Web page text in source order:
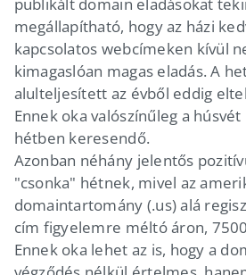
megállapítható, hogy az házi
kapcsolatos webcímeken kívül
kimagaslóan magas eladás. A
alulteljesített az évből eddig
Ennek oka valószínűleg a
hétben keresendő.
Azonban néhány jelentős
"csonka" hétnek, mivel az
domaintartomány (.us) alá
cím figyelemre méltó áron,
Ennek oka lehet az is, hogy a